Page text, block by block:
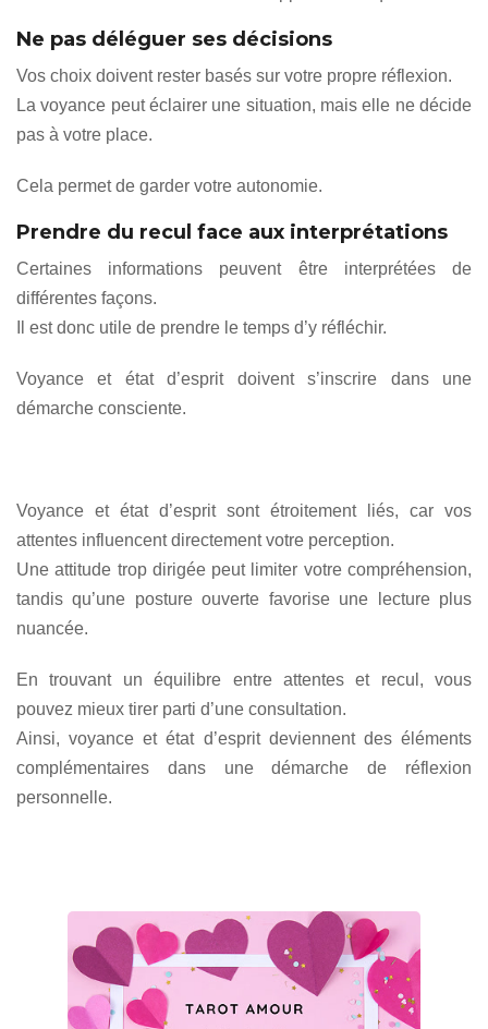
Ne pas déléguer ses décisions
Vos choix doivent rester basés sur votre propre réflexion.
La voyance peut éclairer une situation, mais elle ne décide
pas à votre place.
Cela permet de garder votre autonomie.
Prendre du recul face aux interprétations
Certaines informations peuvent être interprétées de
différentes façons.
Il est donc utile de prendre le temps d’y réfléchir.
Voyance et état d’esprit doivent s’inscrire dans une
démarche consciente.
Voyance et état d’esprit sont étroitement liés, car vos
attentes influencent directement votre perception.
Une attitude trop dirigée peut limiter votre compréhension,
tandis qu’une posture ouverte favorise une lecture plus
nuancée.
En trouvant un équilibre entre attentes et recul, vous
pouvez mieux tirer parti d’une consultation.
Ainsi, voyance et état d’esprit deviennent des éléments
complémentaires dans une démarche de réflexion
personnelle.